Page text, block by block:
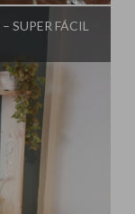
SUPER FÁCIL